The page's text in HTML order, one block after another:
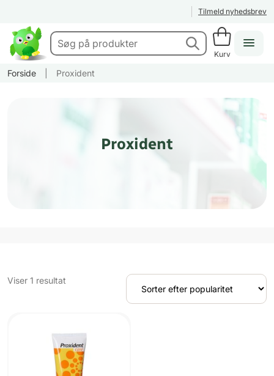
Tilmeld nyhedsbrev
Kurv
Forside Proxident
Proxident
Viser 1 resultat